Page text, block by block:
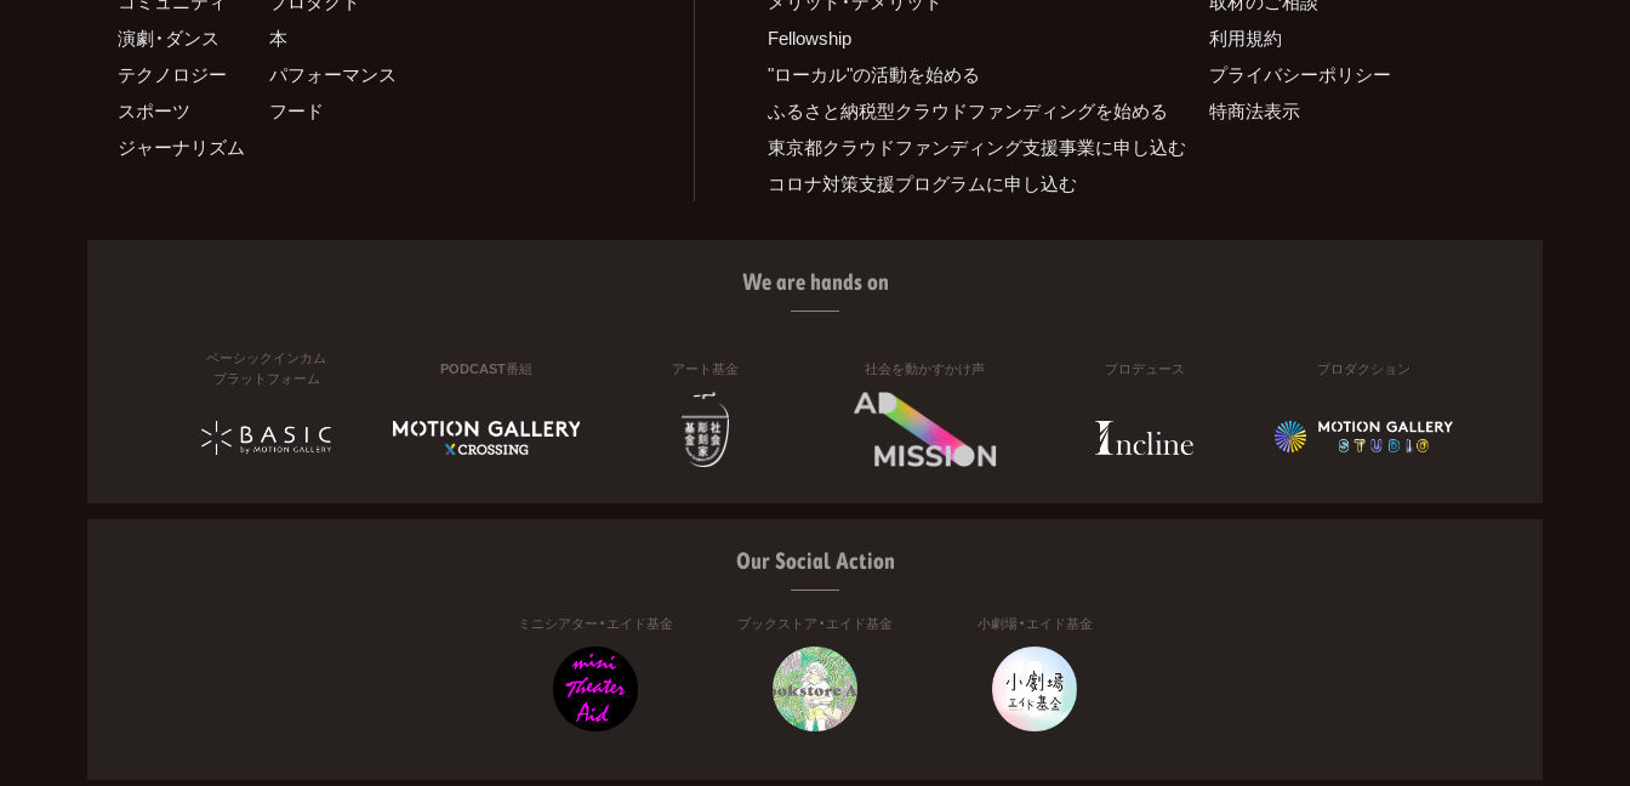
演劇・ダンス
本
テクノロジー
パフォーマンス
スポーツ
フード
ジャーナリズム
Fellowship
"ローカル"の活動を始める
ふるさと納税型クラウドファンディングを始める
東京都クラウドファンディング支援事業に申し込む
コロナ対策支援プログラムに申し込む
利用規約
プライバシーポリシー
特商法表示
We are hands on
ベーシックインカム
プラットフォーム
PODCAST番組 アート基金 社会を動かすかけ声 プロデュース プロダクション
Our Social Action
ミニシアター・エイド基金 ブックストア・エイド基金 小劇場・エイド基金